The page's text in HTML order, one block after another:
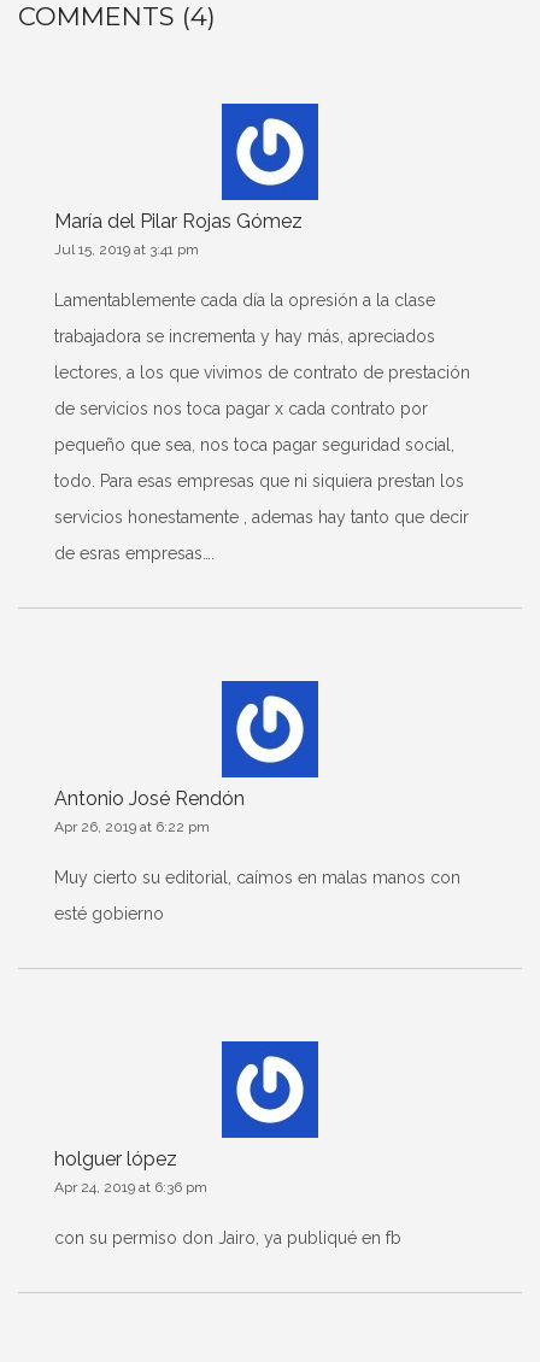
COMMENTS (4)
María del Pilar Rojas Gómez
Jul 15, 2019 at 3:41 pm
Lamentablemente cada día la opresión a la clase
trabajadora se incrementa y hay más, apreciados
lectores, a los que vivimos de contrato de prestación
de servicios nos toca pagar x cada contrato por
pequeño que sea, nos toca pagar seguridad social,
todo. Para esas empresas que ni siquiera prestan los
servicios honestamente , ademas hay tanto que decir
de esras empresas….
Antonio José Rendón
Apr 26, 2019 at 6:22 pm
Muy cierto su editorial, caímos en malas manos con
esté gobierno
holguer lópez
Apr 24, 2019 at 6:36 pm
con su permiso don Jairo, ya publiqué en fb